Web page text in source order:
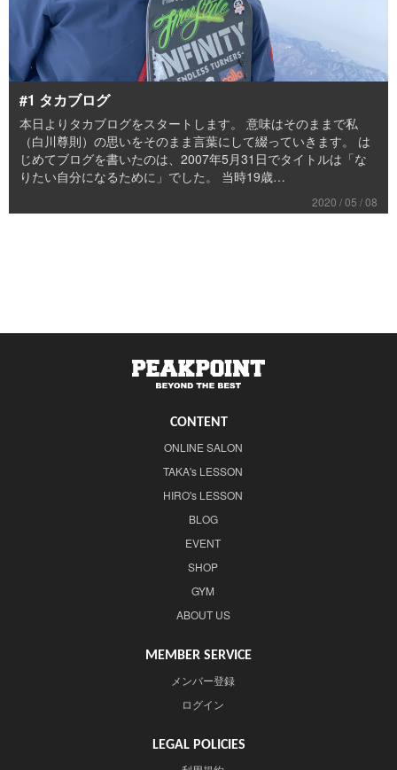
#1 タカブログ
本日よりタカブログをスタートします。 意味はそのままで私
（白川尊則）の思いをそのまま言葉にして綴っていきます。 は
じめてブログを書いたのは、2007年5月31日でタイトルは「な
りたい自分になるために」でした。 当時19歳…
2020 / 05 / 08
CONTENT
ONLINE SALON
TAKA's LESSON
HIRO's LESSON
BLOG
EVENT
SHOP
GYM
ABOUT US
MEMBER SERVICE
メンバー登録
ログイン
LEGAL POLICIES